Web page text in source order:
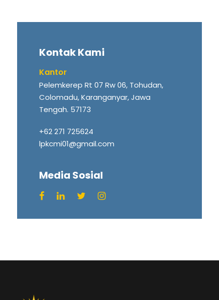
Kontak Kami
Kantor
Pelemkerep Rt 07 Rw 06, Tohudan,
Colomadu, Karanganyar, Jawa
Tengah. 57173
+62 271 725624
lpkcmi01@gmail.com
Media Sosial